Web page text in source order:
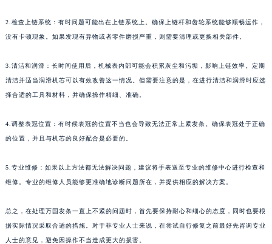
2.检查上链系统：有时问题可能出在上链系统上。确保上链杆和齿轮系统能够顺畅运作，
没有卡顿现象。如果发现有异物或者零件磨损严重，则需要清理或更换相关部件。
3.清洁和润滑：长时间使用后，机械表内部可能会积累灰尘和污垢，影响上链效率。定期
清洁并适当润滑机芯可以有效改善这一情况。但需要注意的是，在进行清洁和润滑时应选
择合适的工具和材料，并确保操作精细、准确。
4.调整表冠位置：有时候表冠的位置不当也会导致无法正常上紧发条。确保表冠处于正确
的位置，并且与机芯的良好配合是必要的。
5.专业维修：如果以上方法都无法解决问题，建议将手表送至专业的维修中心进行检查和
维修。专业的维修人员能够更准确地诊断问题所在，并提供相应的解决方案。
总之，在处理万国发条一直上不紧的问题时，首先要保持耐心和细心的态度，同时也要根
据实际情况采取合适的措施。对于非专业人士来说，在尝试自行修复之前最好先咨询专业
人士的意见，避免因操作不当造成更大的损害。